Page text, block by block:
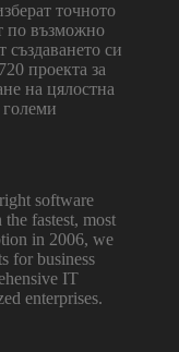
точното
по възможно
си
проекта за
на цялостна
software
fastest, most
in 2006, we
for business
IT
enterprises.